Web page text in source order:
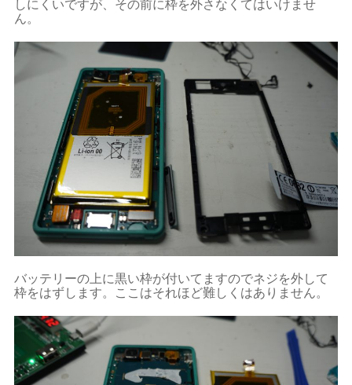
しにくいですが、その前に枠を外さなくてはいけませ
ん。
バッテリーの上に黒い枠が付いてますのでネジを外して
枠をはずします。ここはそれほど難しくはありません。